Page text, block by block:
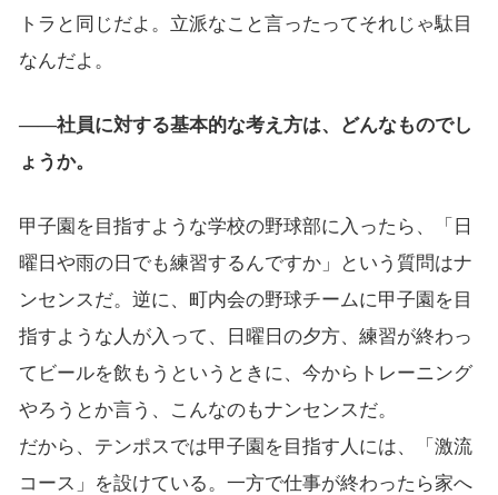
トラと同じだよ。立派なこと言ったってそれじゃ駄目
なんだよ。
――社員に対する基本的な考え方は、どんなものでし
ょうか。
甲子園を目指すような学校の野球部に入ったら、「日
曜日や雨の日でも練習するんですか」という質問はナ
ンセンスだ。逆に、町内会の野球チームに甲子園を目
指すような人が入って、日曜日の夕方、練習が終わっ
てビールを飲もうというときに、今からトレーニング
やろうとか言う、こんなのもナンセンスだ。
だから、テンポスでは甲子園を目指す人には、「激流
コース」を設けている。一方で仕事が終わったら家へ